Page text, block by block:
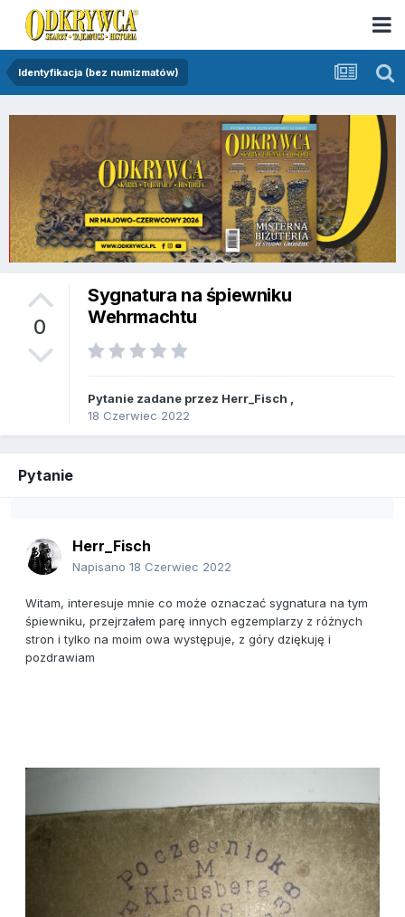
Identyfikacja (bez numizmatów)
0
Sygnatura na śpiewniku
Wehrmachtu
Pytanie zadane przez Herr_Fisch
18 Czerwiec 2022
Pytanie
Herr_Fisch
Napisano 18 Czerwiec 2022
Witam, interesuje mnie co może oznaczać sygnatura na tym
śpiewniku, przejrzałem parę innych egzemplarzy z różnych
stron i tylko na moim owa występuje, z góry dziękuję i
pozdrawiam